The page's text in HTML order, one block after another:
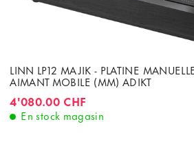
LINN LP12 MAJIK - PLATINE
AIMANT MOBILE (MM) ADIKT
4'080.00 CHF
En stock magasin